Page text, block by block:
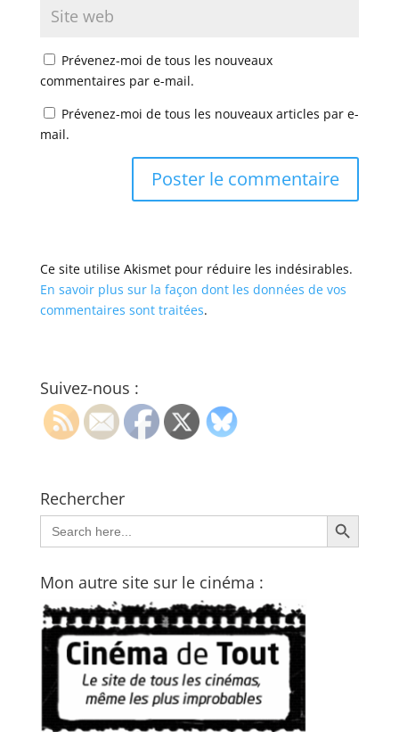
Prévenez-moi de tous les nouveaux
commentaires par e-mail.
Prévenez-moi de tous les nouveaux articles par e-
mail.
Ce site utilise Akismet pour réduire les indésirables.
En savoir plus sur la façon dont les données de vos
commentaires sont traitées.
Suivez-nous :
Rechercher
Search
for:
Search Button
Mon autre site sur le cinéma :